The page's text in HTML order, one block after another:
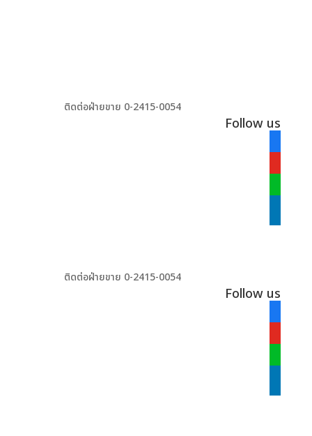
ติดต่อฝ่ายขาย 0-2415-0054
Follow us
ติดต่อฝ่ายขาย 0-2415-0054
Follow us